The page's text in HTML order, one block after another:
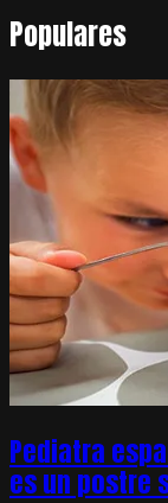
Populares
Pediatra
es un postre